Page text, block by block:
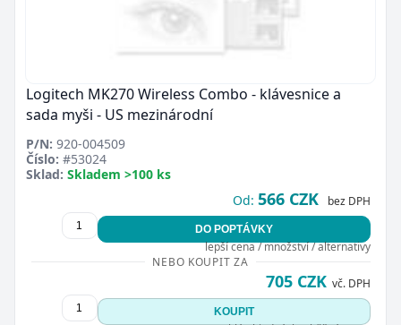
Logitech MK270 Wireless Combo - klávesnice a
sada myši - US mezinárodní
P/N: 920-004509
Číslo: #53024
Sklad: Skladem >100 ks
Od: 566 CZK bez DPH
DO POPTÁVKY
lepší cena / množství / alternativy
NEBO KOUPIT ZA
705 CZK vč. DPH
KOUPIT